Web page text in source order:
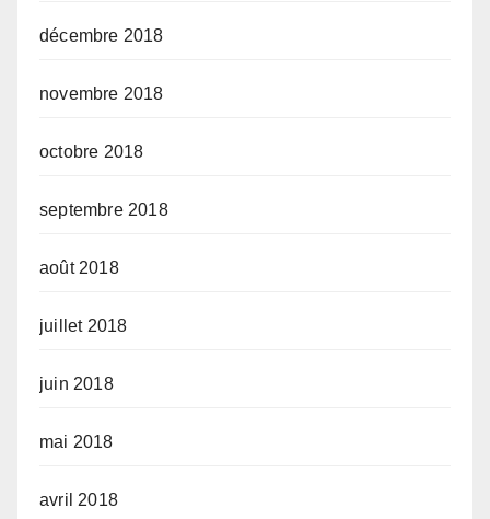
décembre 2018
novembre 2018
octobre 2018
septembre 2018
août 2018
juillet 2018
juin 2018
mai 2018
avril 2018